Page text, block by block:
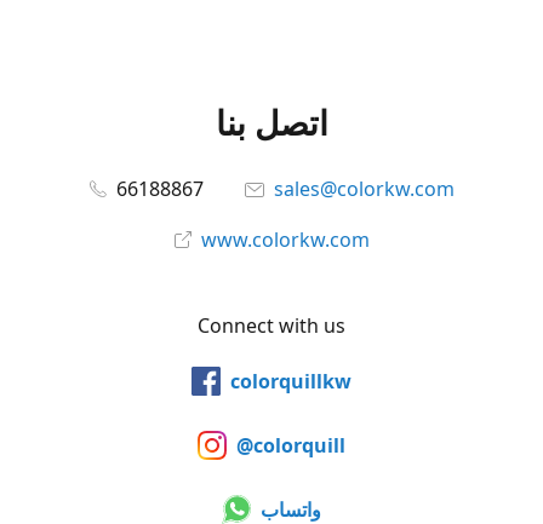
اتصل بنا
66188867
sales@colorkw.com
www.colorkw.com
Connect with us
colorquillkw
@colorquill
واتساب